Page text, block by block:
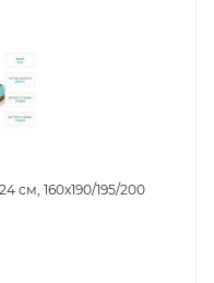
см, 160х190/195/200